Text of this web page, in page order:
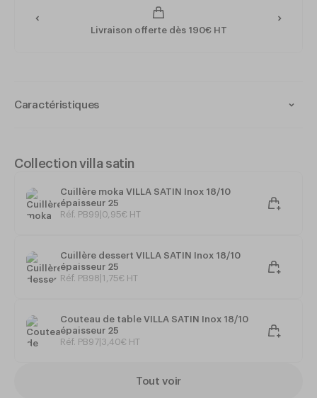
Livraison offerte dès 190€ HT
Caractéristiques
Passe au lave-vaisselle
Épaisseur : 25
Collection villa satin
Cuillère moka VILLA SATIN Inox 18/10
épaisseur 25
Réf. PB99 0 95€ HT
Cuillère dessert VILLA SATIN Inox 18/10
épaisseur 25
Réf. PB98 1 75€ HT
Couteau de table VILLA SATIN Inox 18/10
épaisseur 25
Réf. PB97 3 40€ HT
Tout voir